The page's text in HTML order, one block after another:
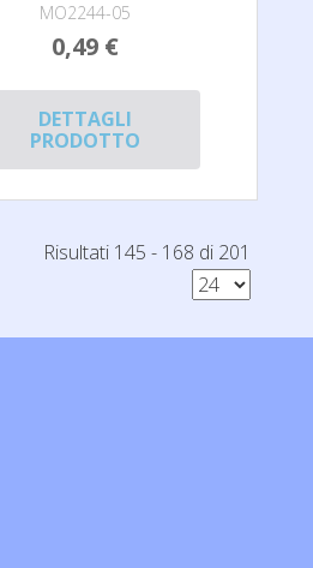
MO2244-05
0,49 €
DETTAGLI
PRODOTTO
Risultati 145 - 168 di 201